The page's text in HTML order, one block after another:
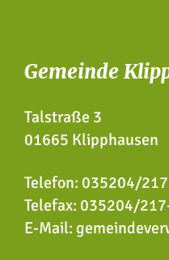
Gemeinde
Talstraße 3
01665 Klipphausen
Telefon: 035204/
Telefax: 035204/
E-Mail: